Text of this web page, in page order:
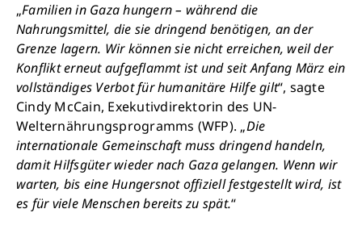
„Familien in Gaza hungern – während die
Nahrungsmittel, die sie dringend benötigen, an der
Grenze lagern. Wir können sie nicht erreichen, weil der
Konflikt erneut aufgeflammt ist und seit Anfang März ein
vollständiges Verbot für humanitäre Hilfe gilt“, sagte
Cindy McCain, Exekutivdirektorin des UN-
Welternährungsprogramms (WFP). „Die
internationale Gemeinschaft muss dringend handeln,
damit Hilfsgüter wieder nach Gaza gelangen. Wenn wir
warten, bis eine Hungersnot offiziell festgestellt wird, ist
es für viele Menschen bereits zu spät.“